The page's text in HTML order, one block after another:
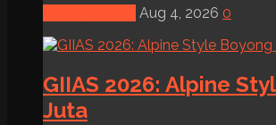
Aug 4, 2026 0
GIIAS 2026: Alpine
Juta